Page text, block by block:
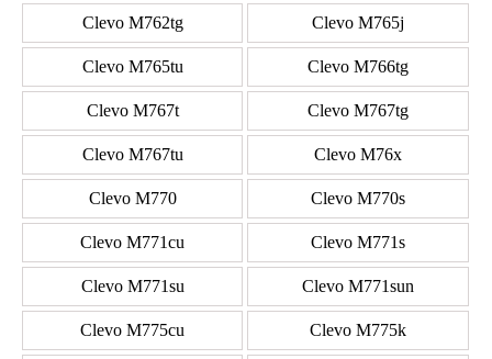
Clevo M762tg Clevo M765j
Clevo M765tu Clevo M766tg
Clevo M767t Clevo M767tg
Clevo M767tu Clevo M76x
Clevo M770 Clevo M770s
Clevo M771cu Clevo M771s
Clevo M771su Clevo M771sun
Clevo M775cu Clevo M775k